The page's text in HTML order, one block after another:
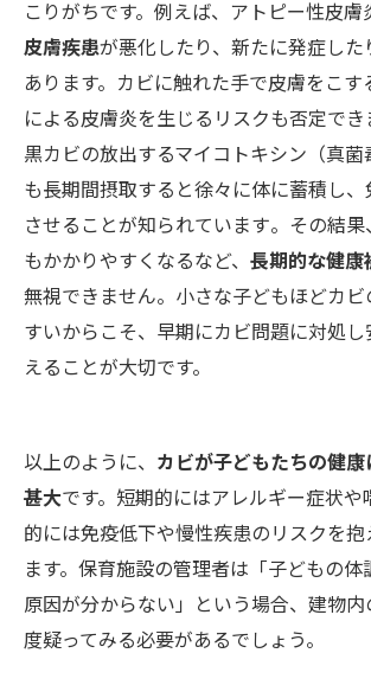
こりがちです。例えば、アトピー性皮
皮膚疾患が悪化したり、新たに発症した
あります。カビに触れた手で皮膚をこす
による皮膚炎を生じるリスクも否定でき
黒カビの放出するマイコトキシン（真
も長期間摂取すると徐々に体に蓄積し
させることが知られています​。その結
もかかりやすくなるなど、 長期的な健康
無視できません。小さな子どもほどカ
すいからこそ、早期にカビ問題に対処
えることが大切です。
以上のように、 カビが子どもたちの健
甚大です。短期的にはアレルギー症状や
的には免疫低下や慢性疾患のリスクを抱
ます。保育施設の管理者は「子どもの
原因が分からない」という場合、建物
度疑ってみる必要があるでしょう。